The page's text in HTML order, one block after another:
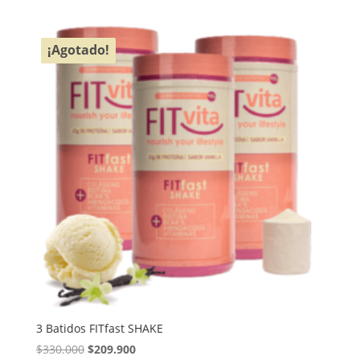
era:
$120.000.
es:
$89.900.
¡Agotado!
3 Batidos FITfast SHAKE
$330.000 El
$209.900El